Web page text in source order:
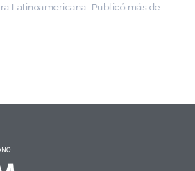
Publicó más de